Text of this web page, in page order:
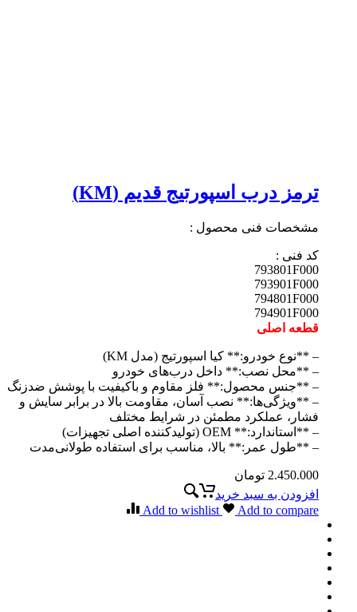
ترمز درب اسپورتیج قدیم (KM)
مشخصات فنی محصول :
کد فنی :
793801F000
793901F000
794801F000
794901F000
قطعه اصلی
– **نوع خودرو:** کیا اسپورتیج (مدل KM)
– **محل نصب:** داخل درب‌های خودرو
– **جنس محصول:** فلز مقاوم و باکیفیت با پوشش ضدزنگ
– **ویژگی‌ها:** نصب آسان، مقاومت بالا در برابر سایش و
فشار، عملکرد مطمئن در شرایط مختلف
– **استاندارد:** OEM (تولیدکننده اصلی تجهیزات)
– **طول عمر:** بالا، مناسب برای استفاده طولانی‌مدت
2.450.000 تومان
افزودن به سبد خرید
Add to wishlist
Add to compare